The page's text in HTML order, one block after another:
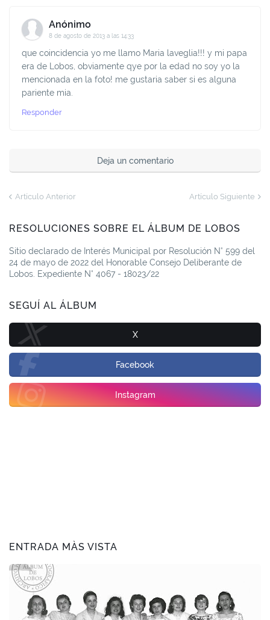
Anónimo
8 de agosto de 2013 a las 14:33
que coincidencia yo me llamo Maria laveglia!!! y mi papa
era de Lobos, obviamente qye por la edad no soy yo la
mencionada en la foto! me gustaria saber si es alguna
pariente mia.
Responder
Deja un comentario
Artículo Anterior Artículo Siguiente
RESOLUCIONES SOBRE EL ÁLBUM DE LOBOS
Sitio declarado de Interés Municipal por Resolución N° 599 del
24 de mayo de 2022 del Honorable Consejo Deliberante de
Lobos. Expediente N° 4067 - 18023/22
SEGUÍ AL ÁLBUM
X
Facebook
Instagram
ENTRADA MÀS VISTA